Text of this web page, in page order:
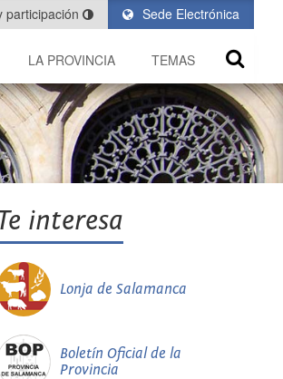
Sede Electrónica
participación
LA PROVINCIA TEMAS
interesa
Lonja de Salamanca
Boletín Oficial de la
Provincia